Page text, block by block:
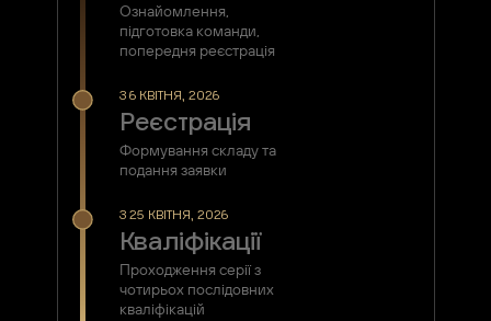
Ознайомлення,
підготовка команди,
попередня реєстрація
З 6 КВІТНЯ, 2026
Реєстрація
Формування складу та
подання заявки
З 25 КВІТНЯ, 2026
Кваліфікації
Проходження серії з
чотирьох послідовних
кваліфікацій